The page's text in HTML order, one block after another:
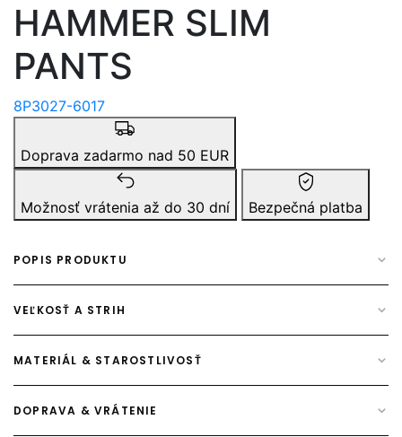
HAMMER SLIM
PANTS
8P3027-6017
Doprava zadarmo nad 50 EUR
Možnosť vrátenia až do 30 dní Bezpečná platba
POPIS PRODUKTU
VEĽKOSŤ A STRIH
MATERIÁL & STAROSTLIVOSŤ
DOPRAVA & VRÁTENIE